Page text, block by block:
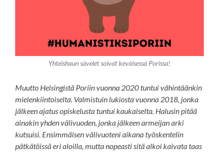
Yhteishaun sävelet soivat keväisessä Porissa!
Muutto Helsingistä Poriin vuonna 2020 tuntui vähintäänkin
mielenkiintoiselta. Valmistuin lukiosta vuonna 2018, jonka
jälkeen ajatus opiskelusta tuntui kaukaiselta. Halusin pitää
ainakin yhden välivuoden, jonka jälkeen armeijan arki
kutsuisi. Ensimmäisen välivuoteni aikana työskentelin
pätkätöissä eri aloilla, mutta nopeasti sitä alkoi kaivata taas